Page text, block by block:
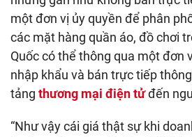
một đơn vị ủy quyền để phân
các mặt hàng quần áo, đồ chơi
Quốc có thể thông qua một đơn
nhập khẩu và bán trực tiếp
tảng thương mại điện tửđến
“Như vậy cái giá thật sự khi